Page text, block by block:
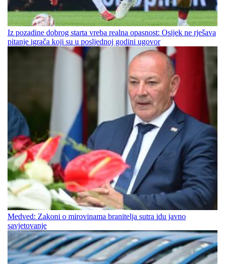
Iz pozadine dobrog starta vreba realna opasnost: Osijek ne rješava
pitanje igrača koji su u posljednoj godini ugovor
Medved: Zakoni o mirovinama branitelja sutra idu javno
savjetovanje